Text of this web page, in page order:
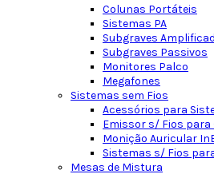
Colunas Portáteis
Sistemas PA
Subgraves
Subgraves Passivos
Monitores Palco
Megafones
Sistemas sem Fios
Acessórios para
Emissor s/ Fios para
Monição Auricular
Sistemas s/ Fios
Mesas de Mistura